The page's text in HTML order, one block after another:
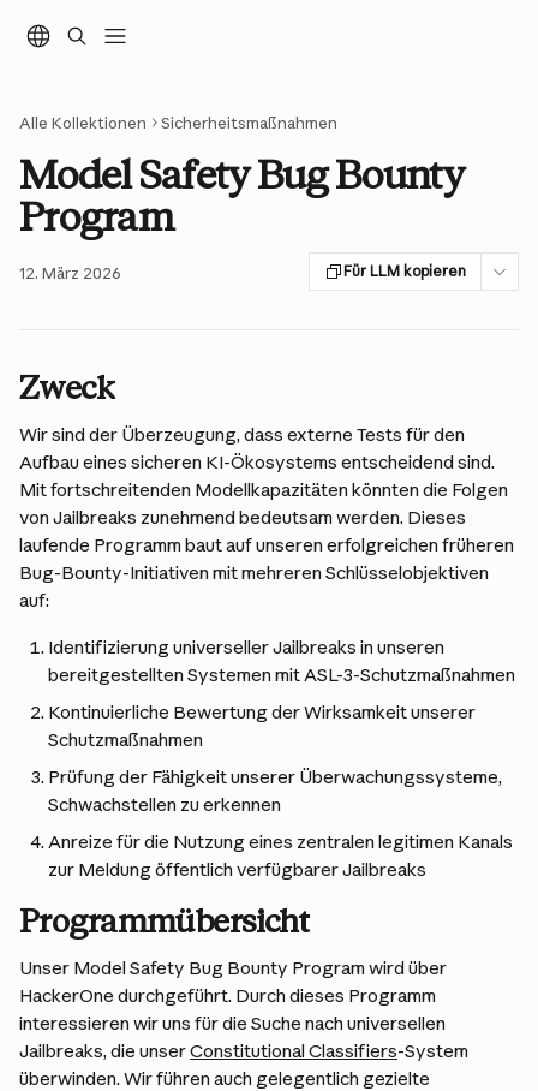
Alle Kollektionen Sicherheitsmaßnahmen
Model Safety Bug Bounty
Program
12. März 2026 Für LLM kopieren
Zweck
Wir sind der Überzeugung, dass externe Tests für den
Aufbau eines sicheren KI-Ökosystems entscheidend sind.
Mit fortschreitenden Modellkapazitäten könnten die Folgen
von Jailbreaks zunehmend bedeutsam werden. Dieses
laufende Programm baut auf unseren erfolgreichen früheren
Bug-Bounty-Initiativen mit mehreren Schlüsselobjektiven
auf:
Identifizierung universeller Jailbreaks in unseren
bereitgestellten Systemen mit ASL-3-Schutzmaßnahmen
Kontinuierliche Bewertung der Wirksamkeit unserer
Schutzmaßnahmen
Prüfung der Fähigkeit unserer Überwachungssysteme,
Schwachstellen zu erkennen
Anreize für die Nutzung eines zentralen legitimen Kanals
zur Meldung öffentlich verfügbarer Jailbreaks
Programmübersicht
Unser Model Safety Bug Bounty Program wird über
HackerOne durchgeführt. Durch dieses Programm
interessieren wir uns für die Suche nach universellen
Jailbreaks, die unser Constitutional Classifiers-System
überwinden. Wir führen auch gelegentlich gezielte